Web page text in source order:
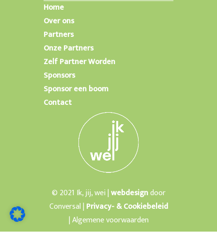
Home
Over ons
Partners
Onze Partners
Zelf Partner Worden
Sponsors
Sponsor een boom
Contact
© 2021 Ik, jij, wei |webdesigndoor
Conversal | Privacy- & Cookiebeleid
| Algemene voorwaarden